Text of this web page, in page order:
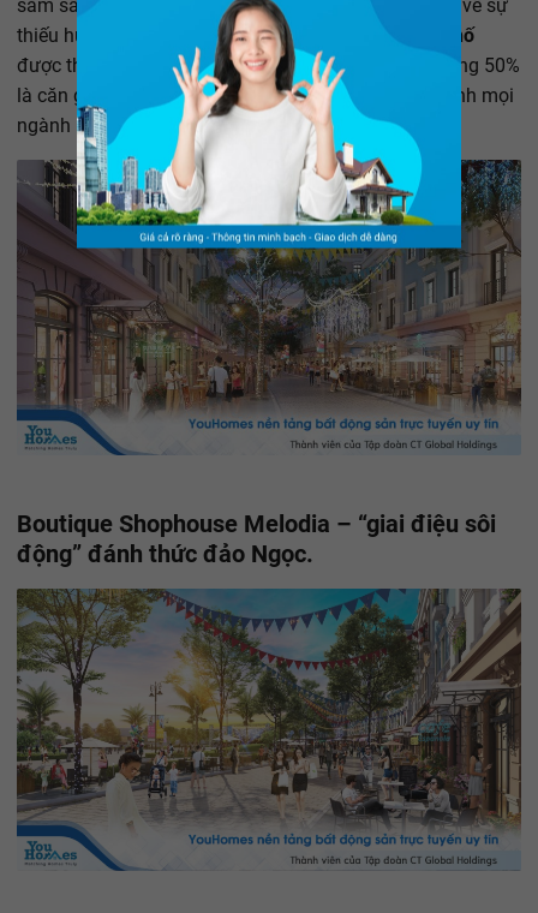
sắm sầm uất, bổ sung kịp thời vào khoảng trống lớn về sự
thiếu hụt dịch vụ du lịch ở đảo Ngọc.
168 căn nhà phố
được thiết kế hiện đại, có ít nhất 2 mặt thoáng, khoảng 50%
là căn góc 3 mặt thoáng, đáp ứng nhu cầu kinh doanh mọi
ngành hàng dịch vụ du lịch.
Boutique Shophouse Melodia – “giai điệu sôi
động” đánh thức đảo Ngọc.